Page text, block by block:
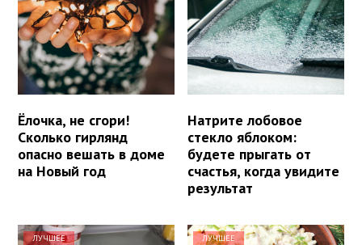
Ёлочка, не сгори!
Сколько гирлянд
опасно вешать в доме
на Новый год
Натрите лобовое
стекло яблоком:
будете прыгать от
счастья, когда увидите
результат
ЛУЧШЕЕ ЛУЧШЕЕ